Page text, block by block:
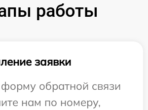
работы
заявки
обратной связи
нам по номеру,